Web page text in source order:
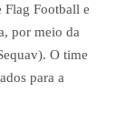
Flag Football e
por meio da
O time
para a